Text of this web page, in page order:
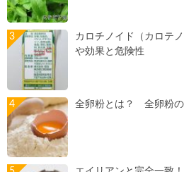
カロチノイド（カロテ
や効果と危険性
全卵粉とは？ 全卵粉